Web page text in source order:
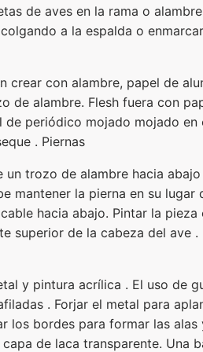
de aves en la rama o
a la espalda o
crear con alambre, papel de
de alambre. Flesh fuera con
periódico mojado mojado
. Piernas
trozo de alambre hacia
mantener la pierna en su
hacia abajo. Pintar la pieza
superior de la cabeza del ave .
y pintura acrílica . El uso de
. Forjar el metal para
bordes para formar las
de laca transparente. Una